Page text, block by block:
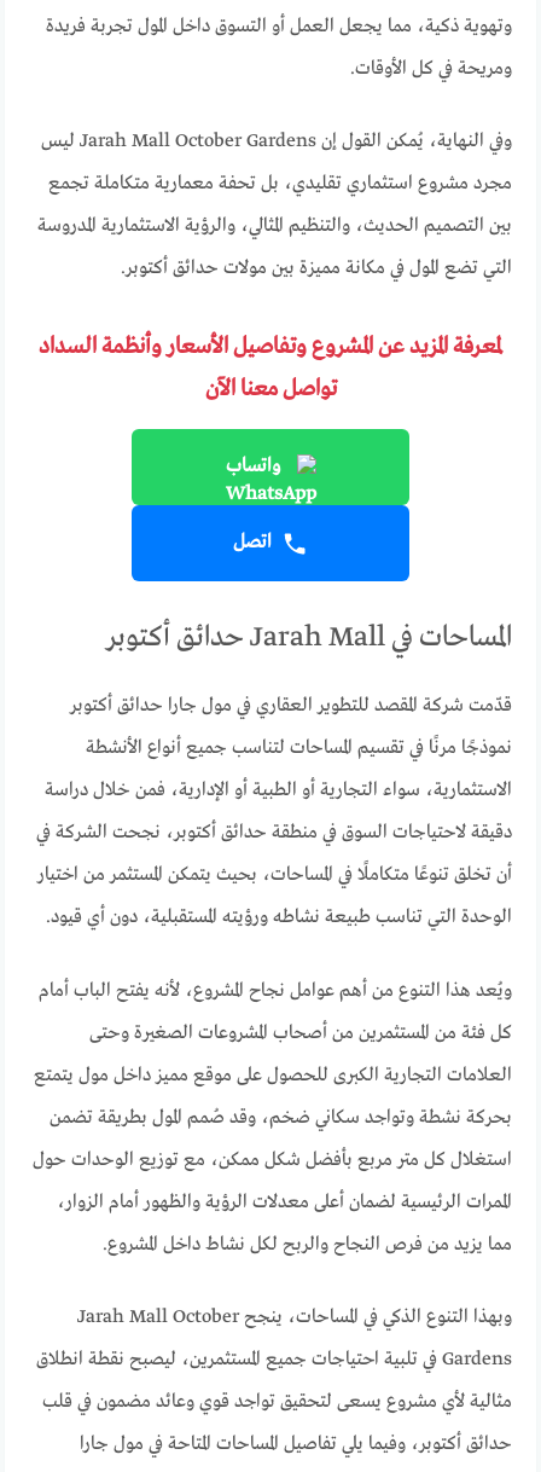
وتهوية ذكية، مما يجعل العمل أو التسوق داخل المول تجربة فريدة
ومريحة في كل الأوقات.
وفي النهاية، يُمكن القول إن Jarah Mall October Gardens ليس
مجرد مشروع استثماري تقليدي، بل تحفة معمارية متكاملة تجمع
بين التصميم الحديث، والتنظيم المثالي، والرؤية الاستثمارية المدروسة
التي تضع المول في مكانة مميزة بين مولات حدائق أكتوبر.
لمعرفة المزيد عن المشروع وتفاصيل الأسعار وأنظمة السداد
تواصل معنا الآن
واتساب
اتصل
المساحات في Jarah Mall حدائق أكتوبر
قدّمت شركة المقصد للتطوير العقاري في مول جارا حدائق أكتوبر
نموذجًا مرنًا في تقسيم المساحات لتناسب جميع أنواع الأنشطة
الاستثمارية، سواء التجارية أو الطبية أو الإدارية، فمن خلال دراسة
دقيقة لاحتياجات السوق في منطقة حدائق أكتوبر، نجحت الشركة في
أن تخلق تنوعًا متكاملًا في المساحات، بحيث يتمكن المستثمر من اختيار
الوحدة التي تناسب طبيعة نشاطه ورؤيته المستقبلية، دون أي قيود.
ويُعد هذا التنوع من أهم عوامل نجاح المشروع، لأنه يفتح الباب أمام
كل فئة من المستثمرين من أصحاب المشروعات الصغيرة وحتى
العلامات التجارية الكبرى للحصول على موقع مميز داخل مول يتمتع
بحركة نشطة وتواجد سكاني ضخم، وقد صُمم المول بطريقة تضمن
استغلال كل متر مربع بأفضل شكل ممكن، مع توزيع الوحدات حول
الممرات الرئيسية لضمان أعلى معدلات الرؤية والظهور أمام الزوار،
مما يزيد من فرص النجاح والربح لكل نشاط داخل المشروع.
وبهذا التنوع الذكي في المساحات، ينجح Jarah Mall October
Gardens في تلبية احتياجات جميع المستثمرين، ليصبح نقطة انطلاق
مثالية لأي مشروع يسعى لتحقيق تواجد قوي وعائد مضمون في قلب
حدائق أكتوبر، وفيما يلي تفاصيل المساحات المتاحة في مول جارا